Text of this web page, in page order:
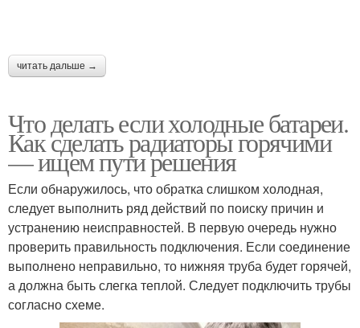
читать дальше →
Что делать если холодные батареи.
Как сделать радиаторы горячими
— ищем пути решения
Если обнаружилось, что обратка слишком холодная,
следует выполнить ряд действий по поиску причин и
устранению неисправностей. В первую очередь нужно
проверить правильность подключения. Если соединение
выполнено неправильно, то нижняя труба будет горячей,
а должна быть слегка теплой. Следует подключить трубы
согласно схеме.